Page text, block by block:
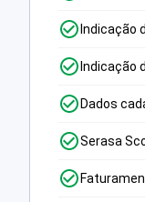
Indicação
Indicação
Dados
Serasa